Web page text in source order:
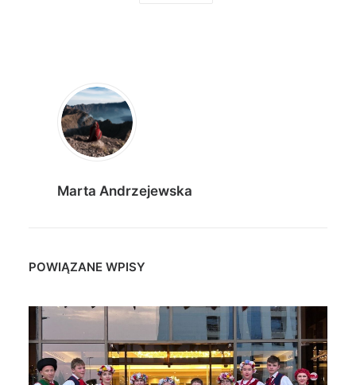
Marta Andrzejewska
POWIĄZANE WPISY